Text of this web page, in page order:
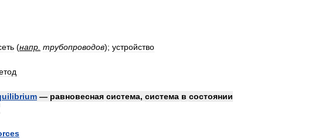
(напр трубопроводов); устройство
— равновесная система, система в состоянии